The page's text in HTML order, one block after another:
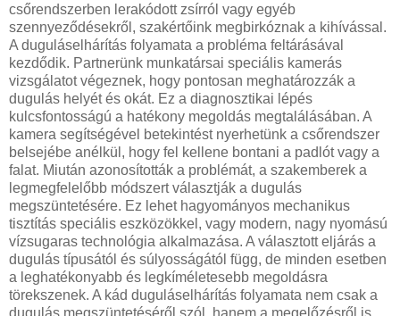
csőrendszerben lerakódott zsírról vagy egyéb
szennyeződésekről, szakértőink megbirkóznak a kihívással.
A duguláselhárítás folyamata a probléma feltárásával
kezdődik. Partnerünk munkatársai speciális kamerás
vizsgálatot végeznek, hogy pontosan meghatározzák a
dugulás helyét és okát. Ez a diagnosztikai lépés
kulcsfontosságú a hatékony megoldás megtalálásában. A
kamera segítségével betekintést nyerhetünk a csőrendszer
belsejébe anélkül, hogy fel kellene bontani a padlót vagy a
falat. Miután azonosították a problémát, a szakemberek a
legmegfelelőbb módszert választják a dugulás
megszüntetésére. Ez lehet hagyományos mechanikus
tisztítás speciális eszközökkel, vagy modern, nagy nyomású
vízsugaras technológia alkalmazása. A választott eljárás a
dugulás típusától és súlyosságától függ, de minden esetben
a leghatékonyabb és legkíméletesebb megoldásra
törekszenek. A kád duguláselhárítás folyamata nem csak a
dugulás megszüntetéséről szól, hanem a megelőzésről is.